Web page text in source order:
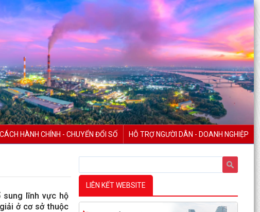
HÀNH CHÍNH - CHUYỂN ĐỔI SỐ HỖ TRỢ NGƯỜI DÂN - DOANH NGHIỆP
sung lĩnh vực hộ
ở cơ sở thuộc
LIÊN KẾT WEBSITE